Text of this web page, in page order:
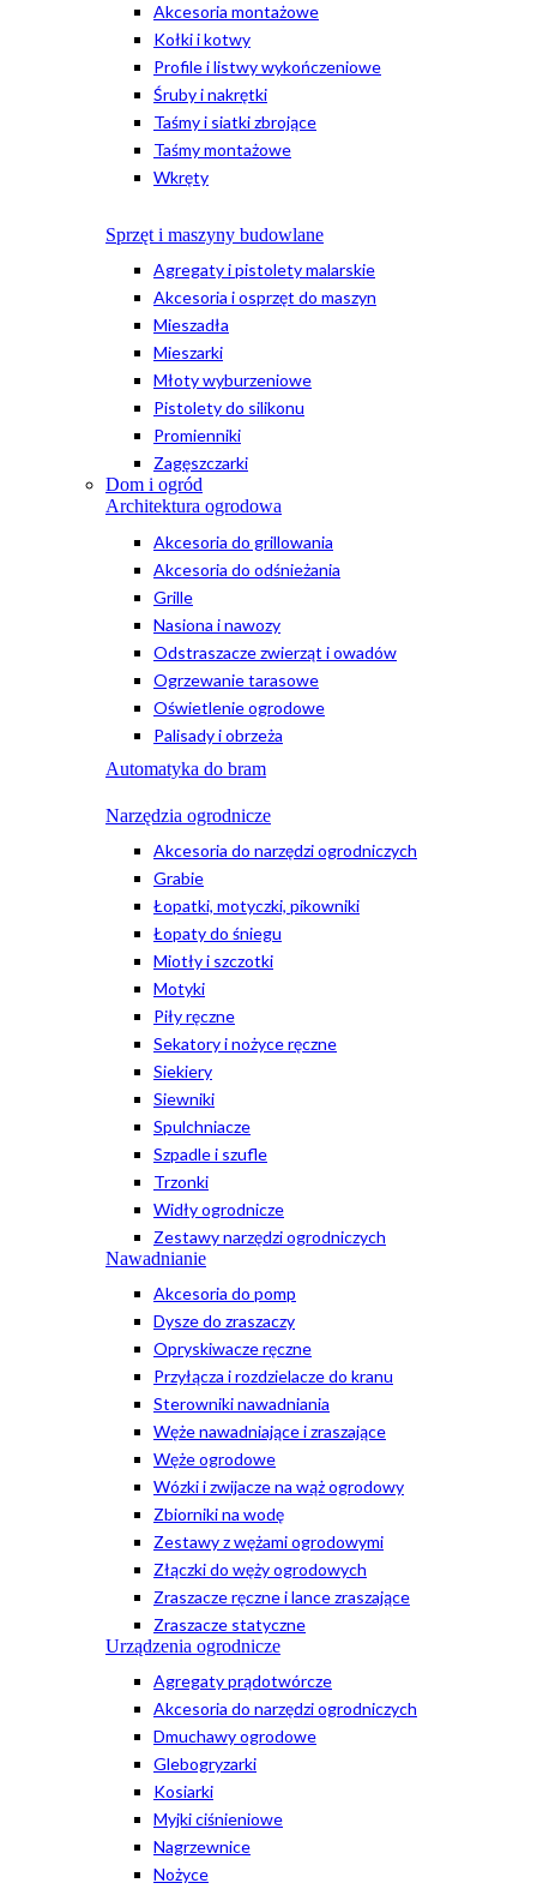
Akcesoria montażowe
Kołki i kotwy
Profile i listwy wykończeniowe
Śruby i nakrętki
Taśmy i siatki zbrojące
Taśmy montażowe
Wkręty
Sprzęt i maszyny budowlane
Agregaty i pistolety malarskie
Akcesoria i osprzęt do maszyn
Mieszadła
Mieszarki
Młoty wyburzeniowe
Pistolety do silikonu
Promienniki
Zagęszczarki
Dom i ogród
Architektura ogrodowa
Akcesoria do grillowania
Akcesoria do odśnieżania
Grille
Nasiona i nawozy
Odstraszacze zwierząt i owadów
Ogrzewanie tarasowe
Oświetlenie ogrodowe
Palisady i obrzeża
Automatyka do bram
Narzędzia ogrodnicze
Akcesoria do narzędzi ogrodniczych
Grabie
Łopatki, motyczki, pikowniki
Łopaty do śniegu
Miotły i szczotki
Motyki
Piły ręczne
Sekatory i nożyce ręczne
Siekiery
Siewniki
Spulchniacze
Szpadle i szufle
Trzonki
Widły ogrodnicze
Zestawy narzędzi ogrodniczych
Nawadnianie
Akcesoria do pomp
Dysze do zraszaczy
Opryskiwacze ręczne
Przyłącza i rozdzielacze do kranu
Sterowniki nawadniania
Węże nawadniające i zraszające
Węże ogrodowe
Wózki i zwijacze na wąż ogrodowy
Zbiorniki na wodę
Zestawy z wężami ogrodowymi
Złączki do węży ogrodowych
Zraszacze ręczne i lance zraszające
Zraszacze statyczne
Urządzenia ogrodnicze
Agregaty prądotwórcze
Akcesoria do narzędzi ogrodniczych
Dmuchawy ogrodowe
Glebogryzarki
Kosiarki
Myjki ciśnieniowe
Nagrzewnice
Nożyce